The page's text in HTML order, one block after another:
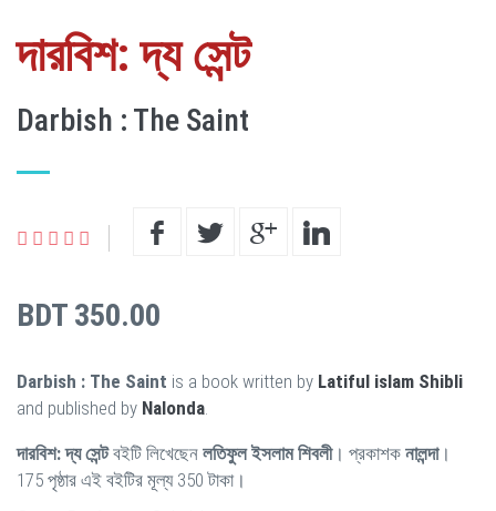
দারবিশ: দ্য সেন্ট
Darbish : The Saint
BDT 350.00
Darbish : The Saint is a book written by Latiful islam Shibli
and published by Nalonda
দারবিশ: দ্য সেন্টবইটি লিখেছেন লতিফুল ইসলাম শিবলী। প্রকাশক নালন্দা।
175 পৃষ্ঠার এই বইটির মূল্য 350 টাকা।